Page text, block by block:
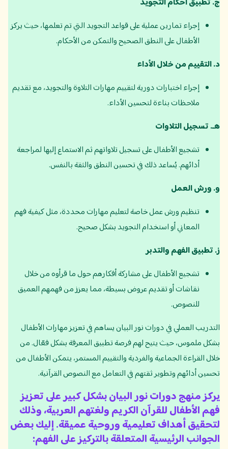
ج.تطبيق أحكام التجويد
إجراء تمارين عملية على قواعد التجويد التي تم تعلمها، حيث يركز
الأطفال على النطق الصحيح والتمكن من الأحكام.
د.التقييم من خلال الأداء
إجراء اختبارات دورية لتقييم مهارات التلاوة والتجويد، مع تقديم
ملاحظات بناءة لتحسين الأداء.
هـ.تسجيل التلاوات
تشجيع الأطفال على تسجيل تلاواتهم ثم الاستماع إليها لمراجعة
أدائهم. يُساعد ذلك في تحسين النطق والثقة بالنفس.
و.ورش العمل
تنظيم ورش عمل خاصة لتعليم مهارات محددة، مثل كيفية فهم
المعاني أو استخدام التجويد بشكل صحيح.
ز.تطبيق الفهم والتدبر
تشجيع الأطفال على مشاركة أفكارهم حول ما قرأوه من خلال
نقاشات أو تقديم عروض بسيطة، مما يعزز من فهمهم العميق
للنصوص.
التدريب العملي في دورات نور البيان يساهم في تعزيز مهارات الأطفال
بشكل ملموس، حيث يتيح لهم فرصة تطبيق المعرفة بشكل فعّال. من
خلال القراءة الجماعية والفردية والتقييم المستمر، يتمكن الأطفال من
تحسين أدائهم وتطوير ثقتهم في التعامل مع النصوص القرآنية.
يركز منهج دورات نور البيان بشكل كبير على تعزيز
فهم الأطفال للقرآن الكريم ولغتهم العربية، وذلك
لتحقيق أهداف تعليمية وروحية عميقة. إليك بعض
الجوانب الرئيسية المتعلقة بالتركيز على الفهم: